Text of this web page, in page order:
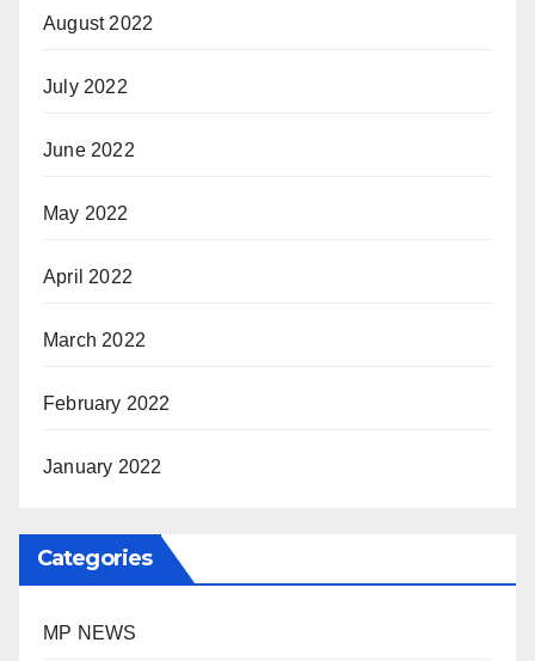
August 2022
July 2022
June 2022
May 2022
April 2022
March 2022
February 2022
January 2022
Categories
MP NEWS